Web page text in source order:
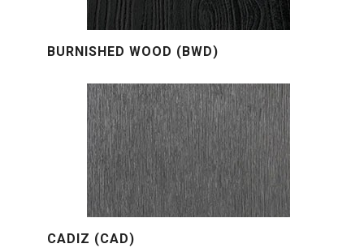
BURNISHED WOOD (BWD)
CADIZ (CAD)